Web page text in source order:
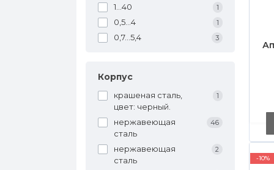
1...40 1
0,5...4 1
0,7...5,4 3
Корпус
крашеная сталь,
цвет: черный.
1
нержавеющая
сталь
46
нержавеющая
сталь
2
-10%